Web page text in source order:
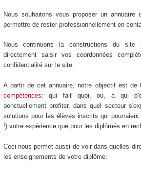
Nous souhaitons vous proposer un
permettre de rester professionnellement en
Nous continuons la constructions du site
directement saisir vos coordonnées
confidentialité sur le site.
A partir de cet annuaire, notre objectif est
compétences: qui fait quoi, où, à qui
ponctuellement profiter, dans quel secteur
solutions pour les élèves inscrits qui
!) votre expérience que pour les diplômés en
Ceci nous permet aussi de voir dans quelles
les enseignements de votre diplôme.